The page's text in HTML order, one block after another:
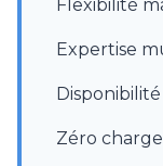
Flexibilité
Expertise
Zéro